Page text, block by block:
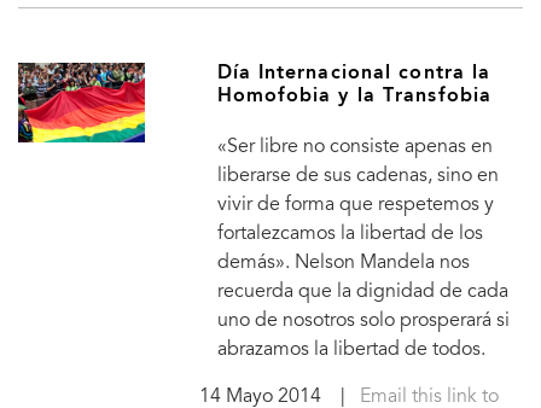
Día Internacional contra la
Homofobia y la Transfobia
«Ser libre no consiste apenas en
liberarse de sus cadenas, sino en
vivir de forma que respetemos y
fortalezcamos la libertad de los
demás». Nelson Mandela nos
recuerda que la dignidad de cada
uno de nosotros solo prosperará si
abrazamos la libertad de todos.
14 Mayo 2014|
Email this link to